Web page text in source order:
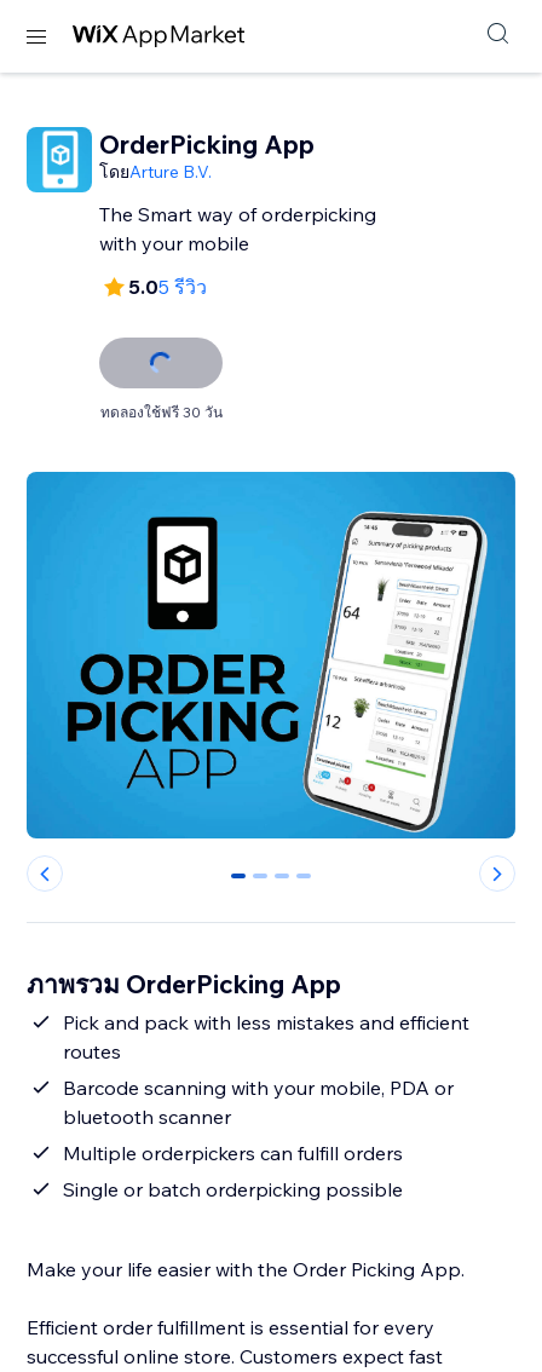
OrderPicking App
โดยArture B.V.
The Smart way of orderpicking
with your mobile
5.05 รีวิว
ทดลองใช้ฟรี 30 วัน
0 1 2 3
ภาพรวม OrderPicking App
Pick and pack with less mistakes and efficient
routes
Barcode scanning with your mobile, PDA or
bluetooth scanner
Multiple orderpickers can fulfill orders
Single or batch orderpicking possible
Make your life easier with the Order Picking App.
Efficient order fulfillment is essential for every
successful online store. Customers expect fast